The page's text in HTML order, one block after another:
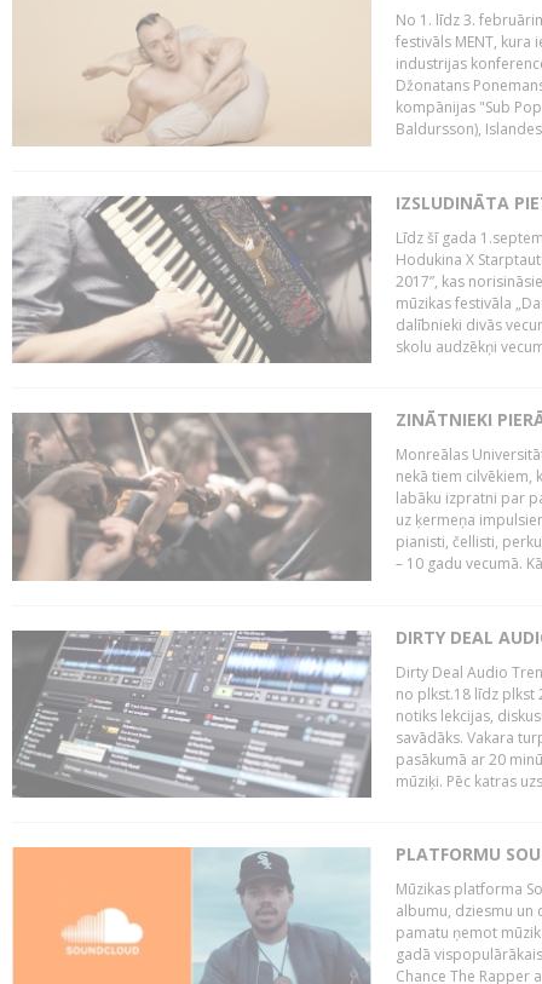
No 1. līdz 3.
festivāls MENT, kura
industrijas
Džonatans
kompānijas "Sub
Baldursson),
IZSLUDINĀTA
Līdz šī gada
Hodukina X
2017”, kas
mūzikas festivāla
dalībnieki divās
skolu audzēkņi
ZINĀTNIEKI
Monreālas
nekā tiem cilvēkiem,
labāku izpratni par
uz ķermeņa
pianisti, čellisti,
– 10 gadu vecumā.
DIRTY DEAL
Dirty Deal Audio
no plkst.18 līdz plkst
notiks lekcijas,
savādāks. Vakara
pasākumā ar 20
mūziķi. Pēc katras
PLATFORMU
Mūzikas platforma
albumu, dziesmu un
pamatu ņemot
gadā
Chance The Rapper